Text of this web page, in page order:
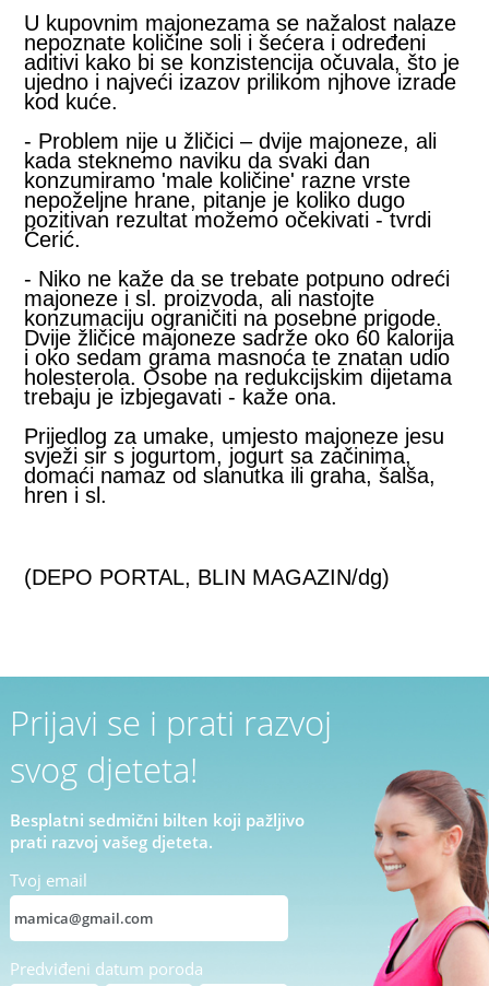
U kupovnim majonezama se nažalost nalaze
nepoznate količine soli i šećera i određeni
aditivi kako bi se konzistencija očuvala, što je
ujedno i najveći izazov prilikom njhove izrade
kod kuće.
- Problem nije u žličici – dvije majoneze, ali
kada steknemo naviku da svaki dan
konzumiramo 'male količine' razne vrste
nepoželjne hrane, pitanje je koliko dugo
pozitivan rezultat možemo očekivati - tvrdi
Ćerić.
- Niko ne kaže da se trebate potpuno odreći
majoneze i sl. proizvoda, ali nastojte
konzumaciju ograničiti na posebne prigode.
Dvije žličice majoneze sadrže oko 60 kalorija
i oko sedam grama masnoća te znatan udio
holesterola. Osobe na redukcijskim dijetama
trebaju je izbjegavati - kaže ona.
Prijedlog za umake, umjesto majoneze jesu
svježi sir s jogurtom, jogurt sa začinima,
domaći namaz od slanutka ili graha, šalša,
hren i sl.
(DEPO PORTAL, BLIN MAGAZIN/dg)
Prijavi se i prati razvoj
svog djeteta!
Besplatni sedmični bilten koji pažljivo
prati razvoj vašeg djeteta.
Tvoj email
Predviđeni datum poroda